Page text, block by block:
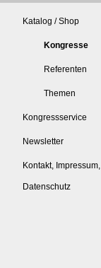
Katalog / Shop
Kongresse
Referenten
Themen
Kongressservice
Newsletter
Kontakt, Impressum,
Datenschutz